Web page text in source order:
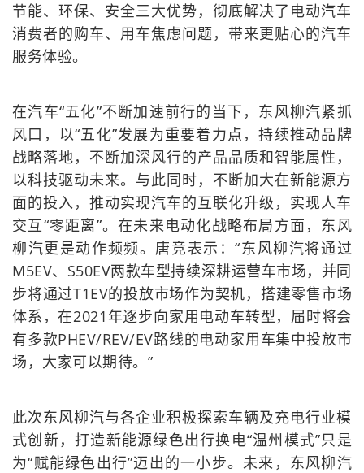
节能、环保、安全三大优势，彻底解决了电动汽车
消费者的购车、用车焦虑问题，带来更贴心的汽车
服务体验。
在汽车“五化”不断加速前行的当下，东风柳汽紧抓
风口，以“五化”发展为重要着力点，持续推动品牌
战略落地，不断加深风行的产品品质和智能属性，
以科技驱动未来。与此同时，不断加大在新能源方
面的投入，推动实现汽车的互联化升级，实现人车
交互“零距离”。在未来电动化战略布局方面，东风
柳汽更是动作频频。唐竞表示：“东风柳汽将通过
M5EV、S50EV两款车型持续深耕运营车市场，并同
步将通过T1EV的投放市场作为契机，搭建零售市场
体系，在2021年逐步向家用电动车转型，届时将会
有多款PHEV/REV/EV路线的电动家用车集中投放市
场，大家可以期待。”
此次东风柳汽与各企业积极探索车辆及充电行业模
式创新，打造新能源绿色出行换电“温州模式”只是
为“赋能绿色出行”迈出的一小步。未来，东风柳汽